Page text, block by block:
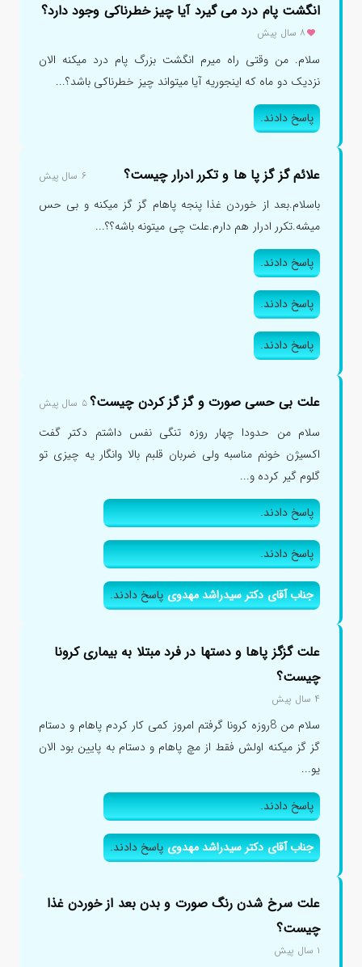
انگشت پام درد می گیرد آیا چیز خطرناکی وجود دارد؟
۸ سال پیش
سلام. من وقتی راه میرم انگشت بزرگ پام درد میکنه الان
نزدیک دو ماه که اینجوریه آیا میتواند چیز خطرناکی باشد؟...
پاسخ دادند.
علائم گز گز پا ها و تکرر ادرار چیست؟ ۶ سال پیش
باسلام.بعد از خوردن غذا پنجه پاهام گز گز میکنه و بی حس
میشه.تکرر ادرار هم دارم.علت چی میتونه باشه؟؟...
پاسخ دادند.
پاسخ دادند.
پاسخ دادند.
علت بی حسی صورت و گز گز کردن چیست؟۵ سال پیش
سلام من حدودا چهار روزه تنگی نفس داشتم دکتر گفت
اکسیژن خونم مناسبه ولی ضربان قلبم بالا وانگار یه چیزی تو
گلوم گیر کرده و...
پاسخ دادند.
پاسخ دادند.
جناب آقای دکتر سیدراشد مهدویپاسخ دادند.
علت گزگز پاها و دستها در فرد مبتلا به بیماری کرونا
چیست؟
۴ سال پیش
سلام من 8روزه کرونا گرفتم امروز کمی کار کردم پاهام و دستام
گز گز میکنه اولش فقط از مچ پاهام و دستام به پایین بود الان
یو...
پاسخ دادند.
جناب آقای دکتر سیدراشد مهدویپاسخ دادند.
علت سرخ شدن رنگ صورت و بدن بعد از خوردن غذا
چیست؟
۱ سال پیش